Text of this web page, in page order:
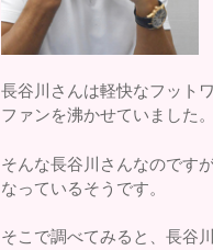
長谷川さんは軽快なフット
ファンを沸かせていました。
そんな長谷川さんなのです
なっているそうです。
そこで調べてみると、長谷